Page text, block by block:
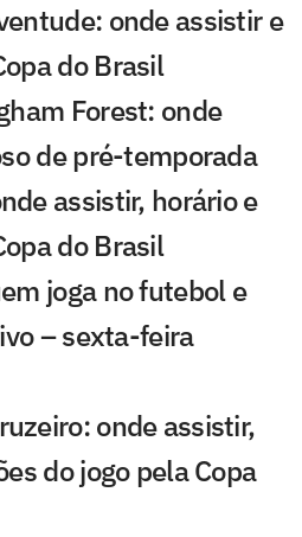
onde assistir e
do Brasil
Forest: onde
de pré-temporada
assistir, horário e
do Brasil
joga no futebol e
– sexta-feira
onde assistir,
do jogo pela Copa